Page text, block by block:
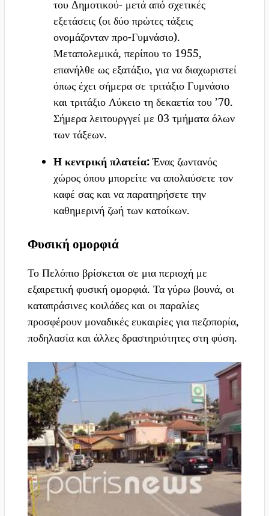
του Δημοτικού- μετά από σχετικές
εξετάσεις (οι δύο πρώτες τάξεις
ονομάζονταν προ-Γυμνάσιο).
Μεταπολεμικά, περίπου το 1955,
επανήλθε ως εξατάξιο, για να διαχωριστεί
όπως έχει σήμερα σε τριτάξιο Γυμνάσιο
και τριτάξιο Λύκειο τη δεκαετία του ’70.
Σήμερα λειτουργγεί με 03 τμήματα όλων
των τάξεων.
Η κεντρική πλατεία:Ένας ζωντανός
χώρος όπου μπορείτε να απολαύσετε τον
καφέ σας και να παρατηρήσετε την
καθημερινή ζωή των κατοίκων.
Φυσική ομορφιά
Το Πελόπιο βρίσκεται σε μια περιοχή με
εξαιρετική φυσική ομορφιά. Τα γύρω βουνά, οι
καταπράσινες κοιλάδες και οι παραλίες
προσφέρουν μοναδικές ευκαιρίες για πεζοπορία,
ποδηλασία και άλλες δραστηριότητες στη φύση.